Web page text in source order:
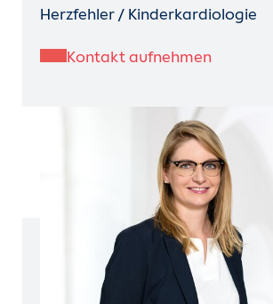
Herzfehler / Kinderkardiologie
Kontakt aufnehmen